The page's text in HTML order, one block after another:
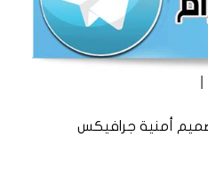
أمنية جرافيكس